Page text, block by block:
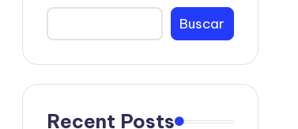
Buscar
Recent Posts